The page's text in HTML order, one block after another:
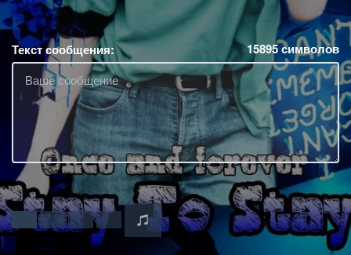
Текст сообщения: 15895символов